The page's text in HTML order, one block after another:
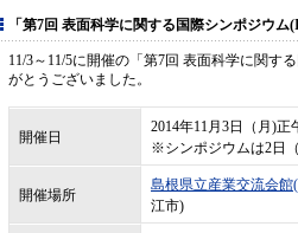
「第7回 表面科学に関する国際シンポジウム
11/3～11/5に開催の「第7回 表面科学に関す
がとうございました。
開催日
2014年11月3日（月)
※シンポジウムは2日
開催場所
島根県立産業交流会
江市)